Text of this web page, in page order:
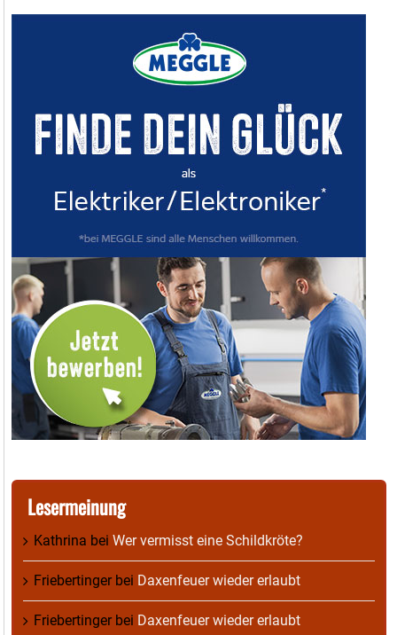
Lesermeinung
Kathrina bei Wer vermisst eine Schildkröte?
Friebertingerbei Daxenfeuer wieder erlaubt
Friebertingerbei Daxenfeuer wieder erlaubt